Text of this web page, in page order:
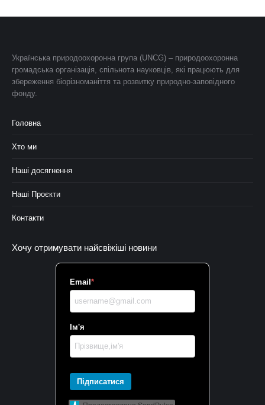
Українська природоохоронна група (UNCG) – природоохоронна
громадська організація, спільнота науковців, які працюють для
збереження біорізноманіття та розвитку природно-заповідного
фонду.
Головна
Хто ми
Наші досягнення
Наші Проєкти
Контакти
Хочу отримувати найсвіжіші новини
Email *
Ім'я
Підписатися